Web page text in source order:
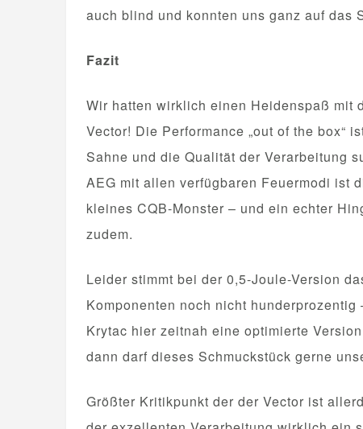
auch blind und konnten uns ganz auf das
Fazit
Wir hatten wirklich einen Heidenspaß mit
Vector! Die Performance „out of the box“
Sahne und die Qualität der Verarbeitung
AEG mit allen verfügbaren Feuermodi ist
kleines CQB-Monster – und ein echter
zudem.
Leider stimmt bei der 0,5-Joule-Version
Komponenten noch nicht hunderprozentig
Krytac hier zeitnah eine optimierte
dann darf dieses Schmuckstück gerne
Größter Kritikpunkt der der Vector ist